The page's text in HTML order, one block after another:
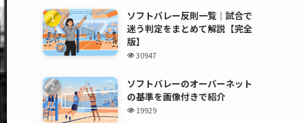
ソフトバレー反則一覧｜試合で
迷う判定をまとめて解説【完全
版】
30947
ソフトバレーのオーバーネット
の基準を画像付きで紹介
19929